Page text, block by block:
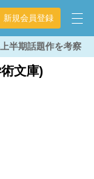
新規会員登録
半期話題作を考察
文庫)